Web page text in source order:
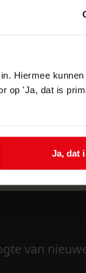
Hiermee
op 'Ja, dat is
Ja, dat
van